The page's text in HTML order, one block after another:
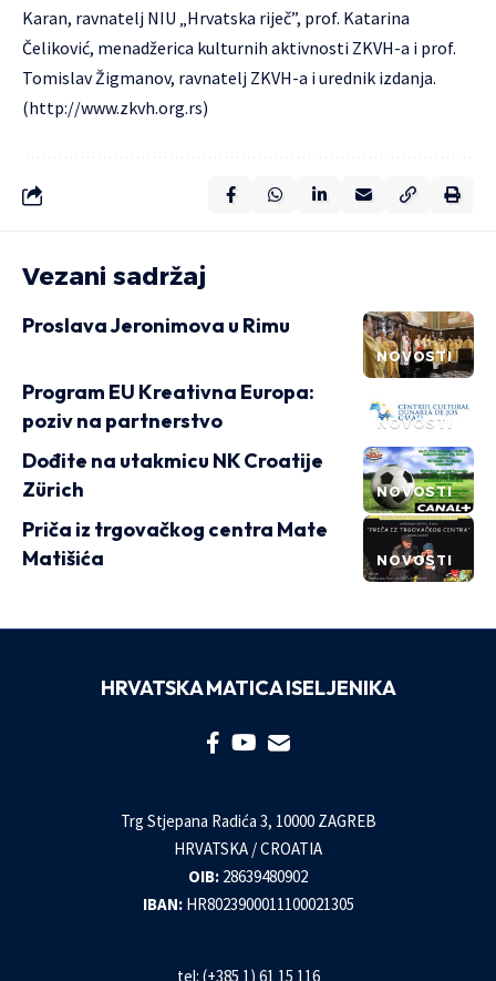
Karan, ravnatelj NIU „Hrvatska riječ”, prof. Katarina
Čeliković, menadžerica kulturnih aktivnosti ZKVH-a i prof.
Tomislav Žigmanov, ravnatelj ZKVH-a i urednik izdanja.
(http://www.zkvh.org.rs)
Vezani sadržaj
NOVOSTI
Proslava Jeronimova u Rimu
NOVOSTI
Program EU Kreativna Europa:
poziv na partnerstvo
NOVOSTI
Dođite na utakmicu NK Croatije
Zürich
NOVOSTI
Priča iz trgovačkog centra Mate
Matišića
HRVATSKA MATICA ISELJENIKA
Trg Stjepana Radića 3, 10000 ZAGREB
HRVATSKA / CROATIA
OIB: 28639480902
IBAN: HR8023900011100021305
tel: (+385 1) 61 15 116